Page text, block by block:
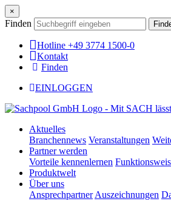
×
Finden
Hotline +49 3774 1500-0
Kontakt
Finden
EINLOGGEN
Aktuelles
Branchennews Veranstaltungen
Partner werden
Vorteile kennenlernen
Produktwelt
Über uns
Ansprechpartner Auszeichnungen